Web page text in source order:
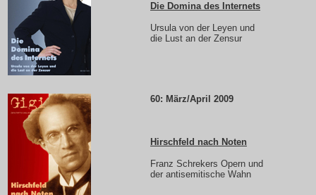
Die Domina des Internets
Ursula von der Leyen und
die Lust an der Zensur
60: März/April 2009
Hirschfeld nach Noten
Franz Schrekers Opern und
der antisemitische Wahn